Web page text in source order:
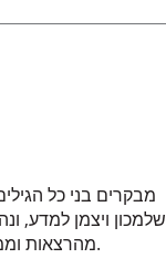
שלמכון ויצמן למדע,
מהרצאות וממשחקים בנושאים מדעיים לכל המשפחה.